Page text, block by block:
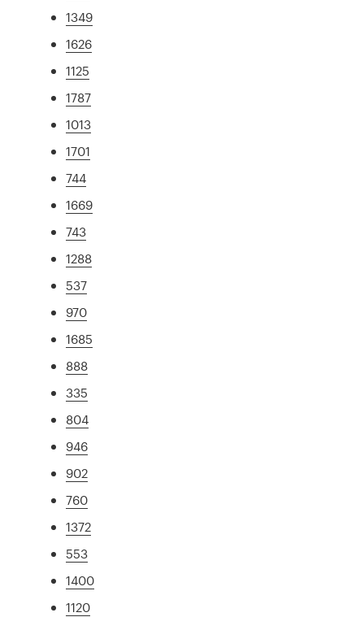
1349
1626
1125
1787
1013
1701
744
1669
743
1288
537
970
1685
888
335
804
946
902
760
1372
553
1400
1120